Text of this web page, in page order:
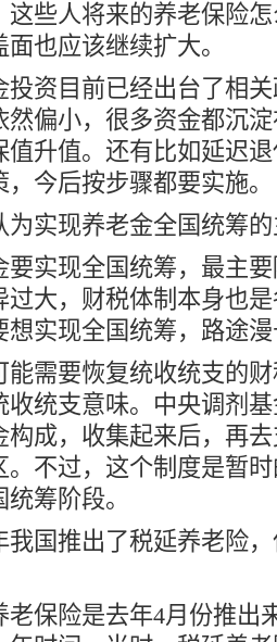
这些人将来的养老保险
也应该继续扩大。
资目前已经出台了相关
然偏小，很多资金都沉
值升值。还有比如延迟
今后按步骤都要实施。
实现养老金全国统筹的
实现全国统筹，最主要
过大，财税体制本身也
想实现全国统筹，路途
需要恢复统收统支的财
收统支意味。中央调剂
构成，收集起来后，再
。不过，这个制度是暂
筹阶段。
国推出了税延养老险，
险是去年4月份推出